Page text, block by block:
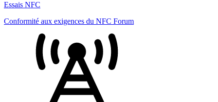
Essais NFC
Conformité aux exigences du NFC Forum